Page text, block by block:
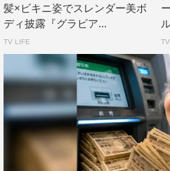
髪×ビキニ姿でスレンダー美ボ
ディ披露『グラビア...
TV LIFE